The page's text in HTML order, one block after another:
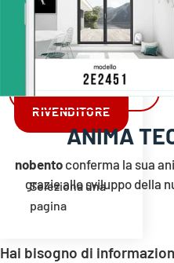
TERMORING®
Contatti
TROVA
RIVENDITORE
Seleziona una
pagina
ANIMA
nobento conferma la sua
grazie allo sviluppo della
Hai bisogno di